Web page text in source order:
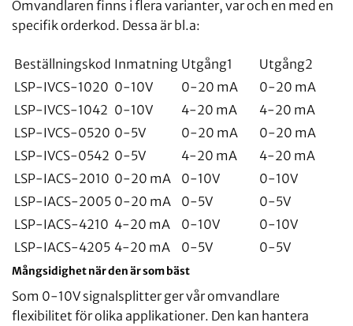
Omvandlaren finns i flera varianter, var och en med en
specifik orderkod. Dessa är bl.a:
Beställningskod Inmatning Utgång1
Utgång2
LSP-IVCS-1020 0-10V 0-20 mA
0-20 mA
LSP-IVCS-1042 0-10V 4-20 mA
4-20 mA
LSP-IVCS-0520 0-5V 0-20 mA
0-20 mA
LSP-IVCS-0542 0-5V 4-20 mA
4-20 mA
LSP-IACS-2010 0-20 mA 0-10V
0-10V
LSP-IACS-2005 0-20 mA 0-5V
0-5V
LSP-IACS-4210 4-20 mA 0-10V
0-10V
LSP-IACS-4205 4-20 mA 0-5V 0-5V
Mångsidighet när den är som bäst
Som 0-10V signalsplitter ger vår omvandlare
flexibilitet för olika applikationer. Den kan hantera